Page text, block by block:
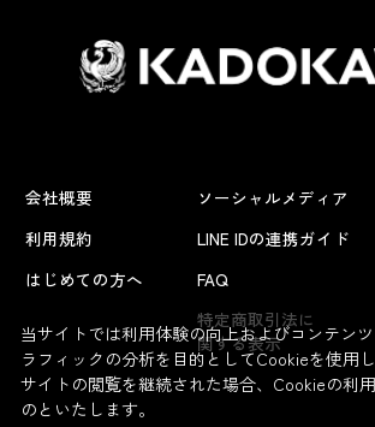
会社概要
利用規約
はじめての方へ
ソーシャルメディア
LINE IDの連携ガイド
FAQ
特定商取引法に
関する表示
当サイトでは利用体験の向上およびコンテン
ラフィックの分析を目的としてCookieを使用
サイトの閲覧を継続された場合、Cookieの利
のといたします。